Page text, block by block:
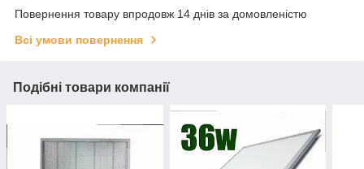
Повернення товару впродовж 14 днів за домовленістю
Всі умови повернення
Подібні товари компанії